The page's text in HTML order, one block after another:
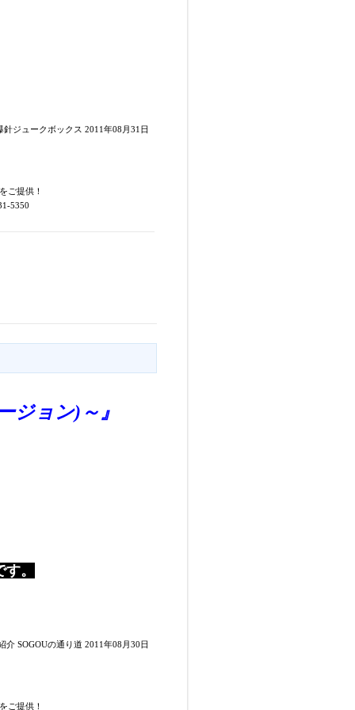
針ジュークボックス 2011年08月31日
ご提供！
5350
ジョン)～』
。
介 SOGOUの通り道 2011年08月30日
ご提供！